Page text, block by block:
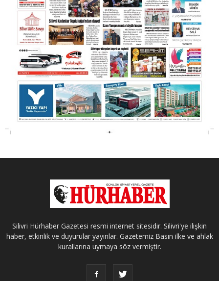
Silivri Hürhaber Gazetesi resmi internet sitesidir. Silivri'ye ilişkin
haber, etkinlik ve duyurular yayınlar. Gazetemiz Basın ilke ve ahlak
kurallarına uymaya söz vermiştir.